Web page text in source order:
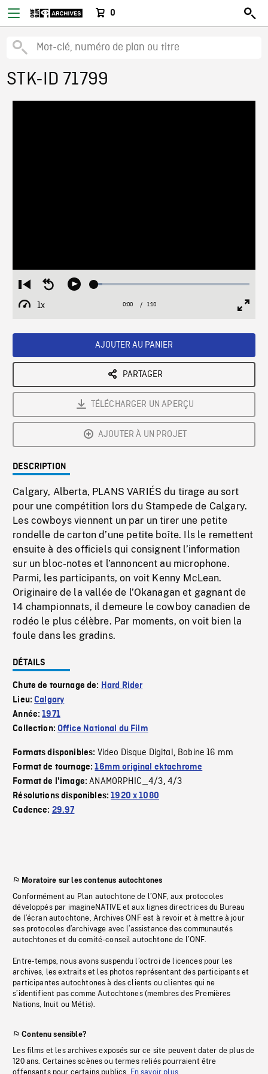
0
STK-ID 71799
Restart
from
beginning
Seek
Play Loaded:
1x
Playback
Current
0:00 / Duration
1:10
AJOUTER AU PANIER
PARTAGER
TÉLÉCHARGER UN APERÇU
AJOUTER À UN PROJET
DESCRIPTION
Calgary, Alberta, PLANS VARIÉS du tirage au sort
pour une compétition lors du Stampede de Calgary.
Les cowboys viennent un par un tirer une petite
rondelle de carton d’une petite boîte. Ils le remettent
ensuite à des officiels qui consignent l’information
sur un bloc-notes et l’annoncent au microphone.
Parmi, les participants, on voit Kenny McLean.
Originaire de la vallée de l’Okanagan et gagnant de
14 championnats, il demeure le cowboy canadien de
rodéo le plus célèbre. Par moments, on voit bien la
foule dans les gradins.
DÉTAILS
Chute de tournage de: Hard Rider
Lieu:Calgary
Année:1971
Collection:Office National du Film
Formats disponibles: Video Disque Digital, Bobine 16 mm
Format de tournage:16mm original ektachrome
Format de l'image:ANAMORPHIC_4/3, 4/3
Résolutions disponibles:1920 x 1080
Cadence: 29.97
Moratoire sur les contenus autochtones
Conformément au Plan autochtone de l’ONF, aux protocoles
développés par imagineNATIVE et aux lignes directrices du Bureau
de l’écran autochtone, Archives ONF est à revoir et à mettre à jour
ses protocoles d’archivage avec l’assistance des communautés
autochtones et du comité-conseil autochtone de l’ONF.
Entre-temps, nous avons suspendu l’octroi de licences pour les
archives, les extraits et les photos représentant des participants et
participantes autochtones à des clients ou clientes qui ne
s’identifient pas comme Autochtones (membres des Premières
Nations, Inuit ou Métis).
Contenu sensible?
Les films et les archives exposés sur ce site peuvent dater de plus de
120 ans. Certaines scènes ou termes reliés pourraient être
offensants pour certains publics.
En savoir plus